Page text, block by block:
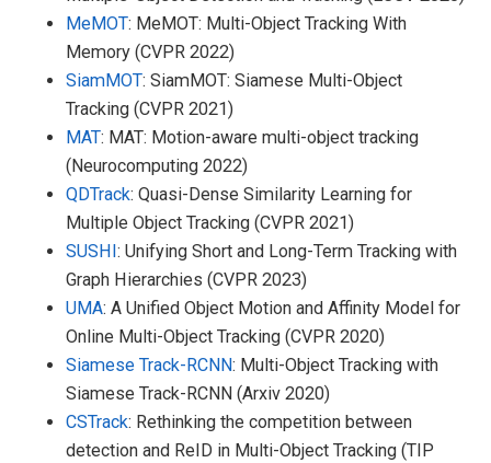
MeMOT: MeMOT: Multi-Object Tracking With
Memory (CVPR 2022)
SiamMOT: SiamMOT: Siamese Multi-Object
Tracking (CVPR 2021)
MAT: MAT: Motion-aware multi-object tracking
(Neurocomputing 2022)
QDTrack: Quasi-Dense Similarity Learning for
Multiple Object Tracking (CVPR 2021)
SUSHI : Unifying Short and Long-Term Tracking with
Graph Hierarchies (CVPR 2023)
UMA: A Unified Object Motion and Affinity Model for
Online Multi-Object Tracking (CVPR 2020)
Siamese Track-RCNN: Multi-Object Tracking with
Siamese Track-RCNN (Arxiv 2020)
CSTrack: Rethinking the competition between
detection and ReID in Multi-Object Tracking (TIP